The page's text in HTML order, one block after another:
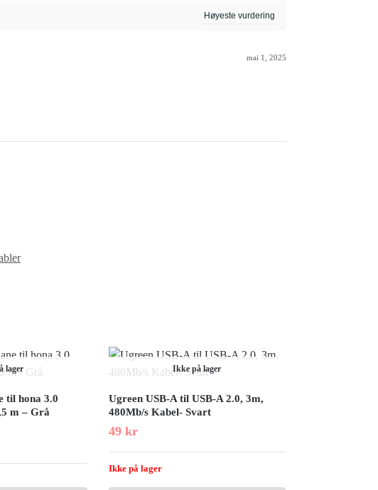
mai 1, 2025
lager
til hona 3.0
m – Grå
Ikke på lager
Ugreen USB-A til USB-A 2.0, 3m,
480Mb/s Kabel- Svart
49kr
Ikke på lager